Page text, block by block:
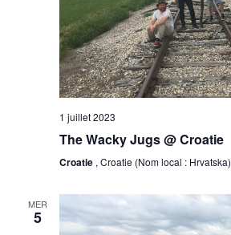
1 juillet 2023
The Wacky Jugs @ Croatie
Croatie , Croatie (Nom local : Hrvatska)
MER
5